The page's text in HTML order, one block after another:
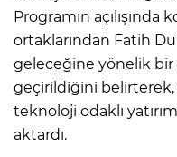
Programın açılışında
ortaklarından Fatih
geleceğine yönelik
geçirildiğini
teknoloji odaklı
aktardı.